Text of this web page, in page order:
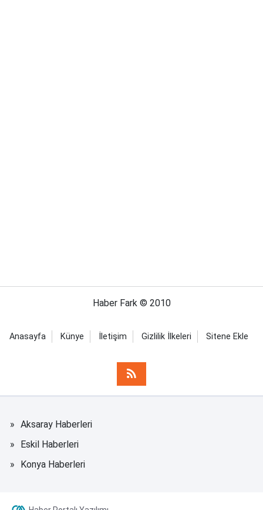
Haber Fark © 2010
Anasayfa Künye İletişim Gizlilik İlkeleri Sitene Ekle
Aksaray Haberleri
Eskil Haberleri
Konya Haberleri